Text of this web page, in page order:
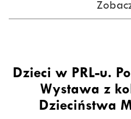
Dzieci w PRL-u.
Wystawa z
Dzieciństwa